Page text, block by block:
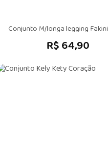
Conjunto M/longa legging
R$ 64,90